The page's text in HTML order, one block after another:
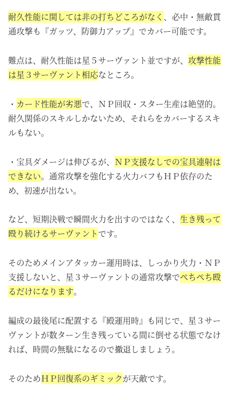
耐久性能に関しては非の打ちどころがなく 、必中・無敵貫
通攻撃も『ガッツ、防御力アップ』でカバー可能です。
難点は、耐久性能は星５サーヴァント並ですが、 攻撃性能
は星３サーヴァント相応なところ。
・ カード性能が劣悪で、ＮＰ回収・スター生産は絶望的。
耐久関係のスキルしかないため、それらをカバーするスキ
ルもない。
・宝具ダメージは伸びるが、 ＮＰ支援なしでの宝具連射は
できない。通常攻撃を強化する火力バフもＨＰ依存のた
め、初速が出ない。
など、短期決戦で瞬間火力を出すのではなく、 生き残って
殴り続けるサーヴァントです。
そのためメインアタッカー運用時は、しっかり火力・ＮＰ
支援しないと、星３サーヴァントの通常攻撃でぺちぺち殴
るだけになります。
編成の最後尾に配置する『殿運用時』も同じで、星３サー
ヴァントが数ターン生き残っている間に倒せる状態でなけ
れば、時間の無駄になるので撤退しましょう。
そのためＨＰ回復系のギミックが天敵です。